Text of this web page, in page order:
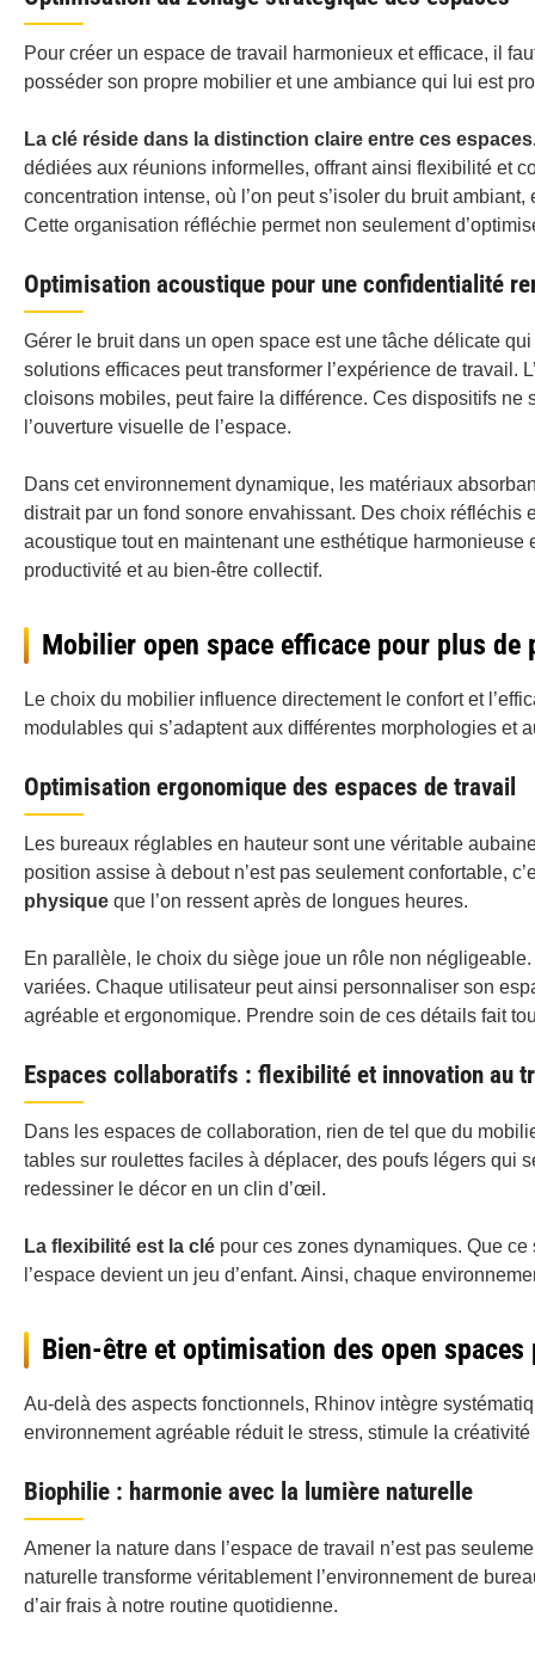
Pour créer un espace de travail harmonieux et efficace, il
posséder son propre mobilier et une ambiance qui lui est
La clé réside dans la distinction claire entre ces
dédiées aux réunions informelles, offrant ainsi flexibilité et
concentration intense, où l’on peut s’isoler du bruit
Cette organisation réfléchie permet non seulement
Optimisation acoustique pour une confidentialité
Gérer le bruit dans un open space est une tâche délicate
solutions efficaces peut transformer l’expérience de travail.
cloisons mobiles, peut faire la différence. Ces dispositifs
l’ouverture visuelle de l’espace.
Dans cet environnement dynamique, les matériaux
distrait par un fond sonore envahissant. Des choix réfléchis
acoustique tout en maintenant une esthétique
productivité et au bien-être collectif.
Mobilier open space efficace pour plus de
Le choix du mobilier influence directement le confort et
modulables qui s’adaptent aux différentes morphologies et
Optimisation ergonomique des espaces de travail
Les bureaux réglables en hauteur sont une véritable
position assise à debout n’est pas seulement confortable,
physique que l’on ressent après de longues heures.
En parallèle, le choix du siège joue un rôle non
variées. Chaque utilisateur peut ainsi personnaliser son
agréable et ergonomique. Prendre soin de ces détails fait
Espaces collaboratifs : flexibilité et innovation au
Dans les espaces de collaboration, rien de tel que du
tables sur roulettes faciles à déplacer, des poufs légers qui
redessiner le décor en un clin d’œil.
La flexibilité est la clé pour ces zones dynamiques. Que
l’espace devient un jeu d’enfant. Ainsi, chaque
Bien-être et optimisation des open
Au-delà des aspects fonctionnels, Rhinov intègre
environnement agréable réduit le stress, stimule la
Biophilie : harmonie avec la lumière naturelle
Amener la nature dans l’espace de travail n’est pas
naturelle transforme véritablement l’environnement de
d’air frais à notre routine quotidienne.